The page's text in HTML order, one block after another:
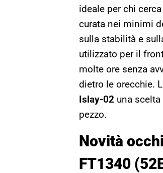
ideale per chi
curata nei minimi
sulla stabilità e
utilizzato per il
molte ore senza
dietro le orecchie.
Islay-02 una
pezzo.
Novità
FT1340